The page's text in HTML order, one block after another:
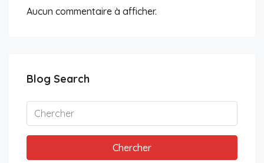
Aucun commentaire à afficher.
Blog Search
Chercher